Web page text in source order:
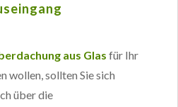
aus Glas für Ihr
wollen, sollten Sie sich
über die